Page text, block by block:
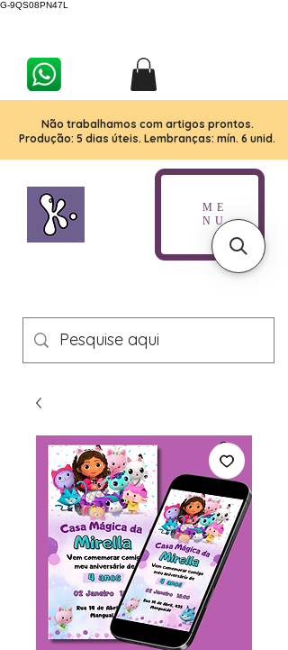
G-9QS08PN47L
Não trabalhamos com artigos prontos.
Produção: 5 dias úteis. Lembranças: mín. 6 unid.
ME
NU